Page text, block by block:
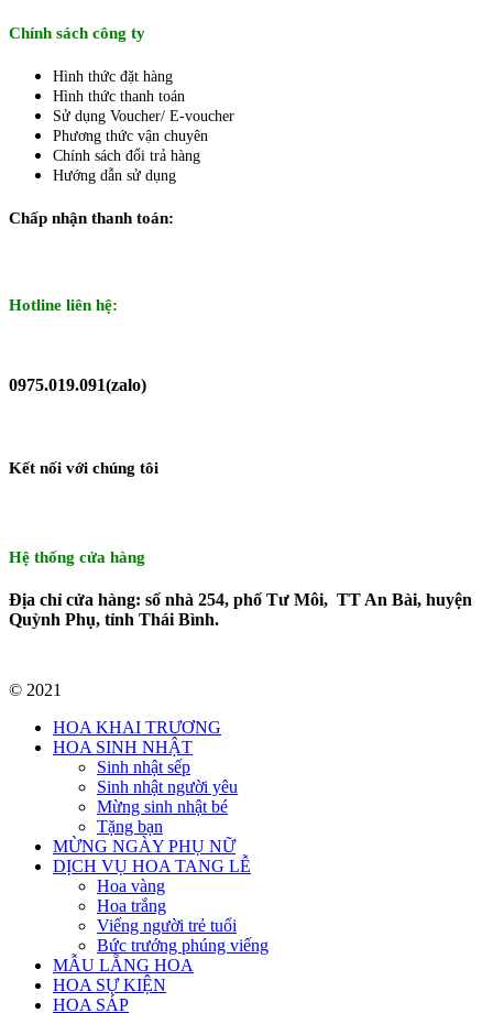
Chính sách công ty
Hình thức đặt hàng
Hình thức thanh toán
Sử dụng Voucher/ E-voucher
Phương thức vận chuyên
Chính sách đổi trả hàng
Hướng dẫn sử dụng
Chấp nhận thanh toán:
Hotline liên hệ:
0975.019.091(zalo)
Kết nối với chúng tôi
Hệ thống cửa hàng
Địa chỉ cửa hàng: số nhà 254, phố Tư Môi, TT An Bài, huyện
Quỳnh Phụ, tỉnh Thái Bình.
© 2021
HOA KHAI TRƯƠNG
HOA SINH NHẬT
Sinh nhật sếp
Sinh nhật người yêu
Mừng sinh nhật bé
Tặng bạn
MỪNG NGÀY PHỤ NỮ
DỊCH VỤ HOA TANG LỄ
Hoa vàng
Hoa trắng
Viếng người trẻ tuổi
Bức trướng phúng viếng
MẪU LẴNG HOA
HOA SỰ KIỆN
HOA SÁP